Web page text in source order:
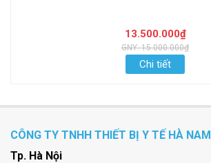
13.500.000₫
GNY: 15.000.000₫
Chi tiết
CÔNG TY TNHH THIẾT BỊ Y TẾ HÀ NAM
Tp. Hà Nội